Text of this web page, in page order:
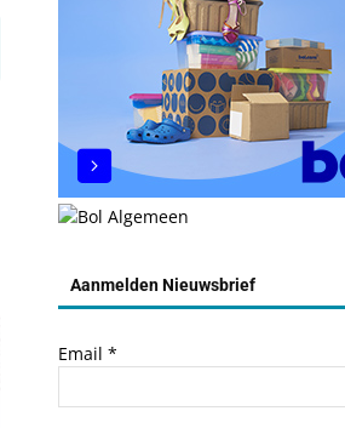
Aanmelden Nieuwsbrief
Email *